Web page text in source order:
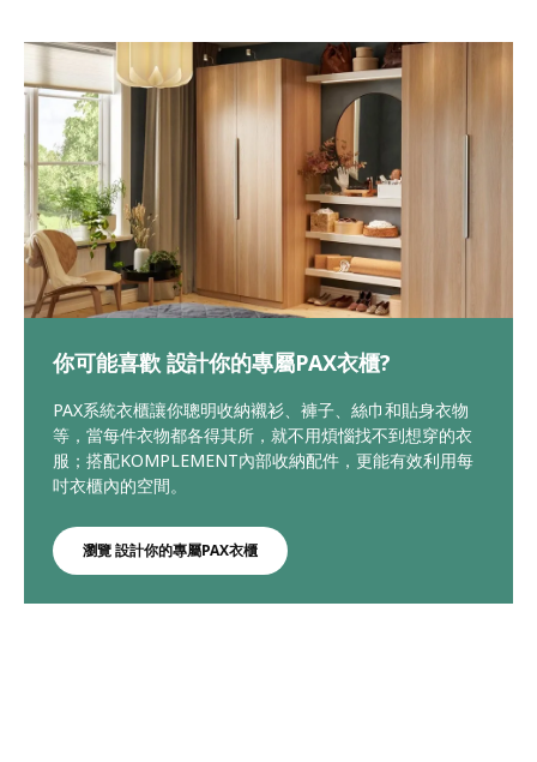
你可能喜歡 設計你的專屬PAX衣櫃?
PAX系統衣櫃讓你聰明收納襯衫、褲子、絲巾和貼身衣物
等，當每件衣物都各得其所，就不用煩惱找不到想穿的衣
服；搭配KOMPLEMENT內部收納配件，更能有效利用每
吋衣櫃內的空間。
瀏覽 設計你的專屬PAX衣櫃